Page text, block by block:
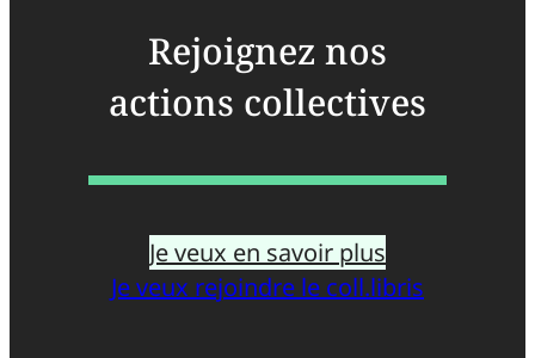
Rejoignez nos
actions collectives
Je veux en savoir plus
Je veux rejoindre le coll.libris